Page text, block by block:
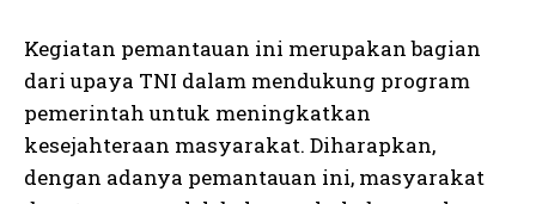
Kegiatan pemantauan ini merupakan bagian
dari upaya TNI dalam mendukung program
pemerintah untuk meningkatkan
kesejahteraan masyarakat. Diharapkan,
dengan adanya pemantauan ini, masyarakat